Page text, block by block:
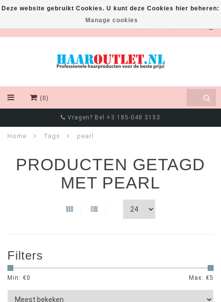
EUR
(0)
Vragen? Bel +3.185-048 3153
Home Tags pearl
PRODUCTEN GETAGD
MET PEARL
Filters
Min: €0 Max: €5
Deze website gebruikt Cookies. U kunt deze Cookies hier beheren:
Manage cookies